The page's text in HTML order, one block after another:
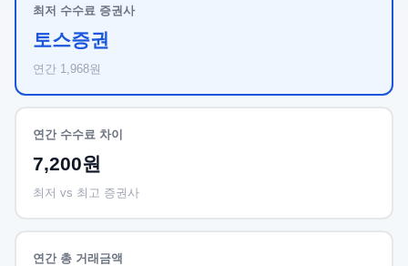
최저 수수료 증권사
토스증권
연간 1,968원
연간 수수료 차이
7,200원
최저 vs 최고 증권사
연간 총 거래금액